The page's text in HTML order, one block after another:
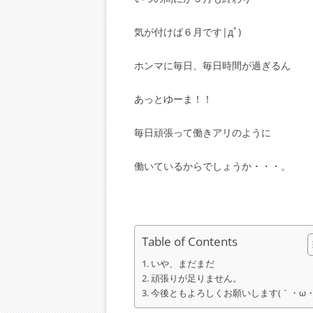
気が付けば６月です|дﾟ)
ホンマに毎日、毎日時間が過ぎるん
あっとゆーま！！
毎日頑張って働きアリのように
働いているからでしょうか・・・。
Table of Contents
いや、まだまだ
頑張りが足りません。
今後ともよろしくお願いします(｀・ω